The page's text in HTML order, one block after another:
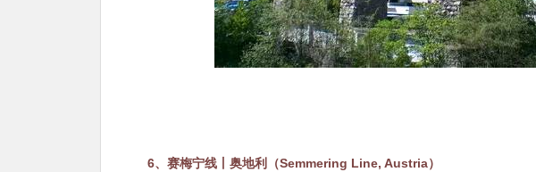
6、赛梅宁线丨奥地利（Semmering Line, Austria）